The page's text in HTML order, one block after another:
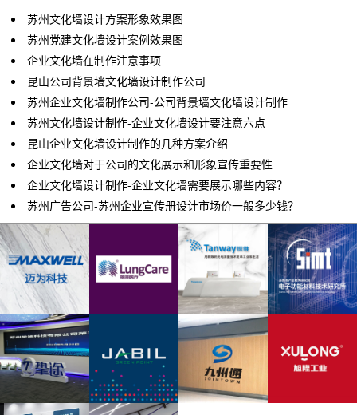
苏州文化墙设计方案形象效果图
苏州党建文化墙设计案例效果图
企业文化墙在制作注意事项
昆山公司背景墙文化墙设计制作公司
苏州企业文化墙制作公司-公司背景墙文化墙设计制作
苏州文化墙设计制作-企业文化墙设计要注意六点
昆山企业文化墙设计制作的几种方案介绍
企业文化墙对于公司的文化展示和形象宣传重要性
企业文化墙设计制作-企业文化墙需要展示哪些内容？
苏州广告公司-苏州企业宣传册设计市场价一般多少钱？